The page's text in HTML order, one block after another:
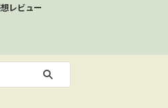
レビュー